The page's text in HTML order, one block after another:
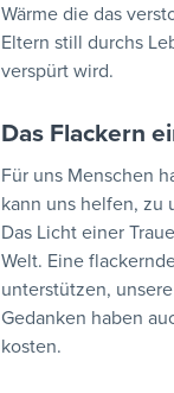
Wärme die das
Eltern still durchs
verspürt wird.
Das Flackern
Für uns Menschen
kann uns helfen, zu
Das Licht einer
Welt. Eine
unterstützen,
Gedanken haben
kosten.